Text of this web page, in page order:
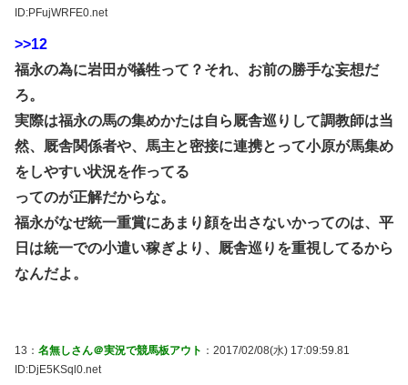
ID:PFujWRFE0.net
>>12
福永の為に岩田が犠牲って？それ、お前の勝手な妄想だ
ろ。
実際は福永の馬の集めかたは自ら厩舎巡りして調教師は当
然、厩舎関係者や、馬主と密接に連携とって小原が馬集め
をしやすい状況を作ってる
ってのが正解だからな。
福永がなぜ統一重賞にあまり顔を出さないかってのは、平
日は統一での小遣い稼ぎより、厩舎巡りを重視してるから
なんだよ。
13： 名無しさん＠実況で競馬板アウト ：2017/02/08(水) 17:09:59.81
ID:DjE5KSql0.net